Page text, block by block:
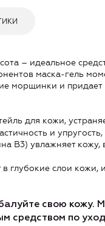
– идеальное
маска-гель
морщинки и
для кожи,
и
В3) увлажняет кожу,
глубокие слои кожи,
свою кожу.
средством по